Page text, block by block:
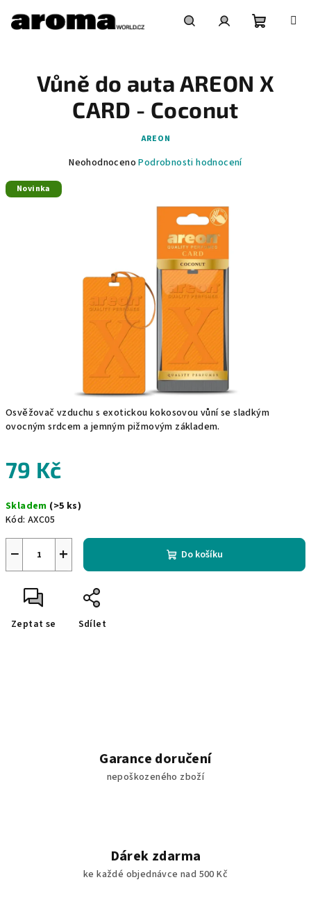
obsah
košík
Osvěžovač vzduchu s exotickou kokosovou vůní se sladkým
ovocným srdcem a jemným pižmovým základem.
79 Kč
cena:
Skladem (>5 ks)
Kód: AXC05
+
− Do košíku
Zeptat se Sdílet
Vůně do auta AREON X
CARD - Coconut
AREON
Průměrné
Neohodnoceno Podrobnosti hodnocení
Novinka
Garance doručení
nepoškozeného zboží
Dárek zdarma
ke každé objednávce nad 500 Kč